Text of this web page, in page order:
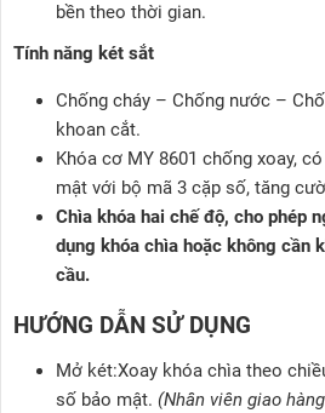
bền theo thời gian.
Tính năng két sắt
Chống cháy – Chống nước –
khoan cắt.
Khóa cơ MY 8601 chống xoay,
mật với bộ mã 3 cặp số, tăng
Chìa khóa hai chế độ, cho phép
dụng khóa chìa hoặc không cần
cầu.
HƯỚNG DẪN SỬ DỤNG
Mở két:Xoay khóa chìa theo
số bảo mật. (Nhân viên giao